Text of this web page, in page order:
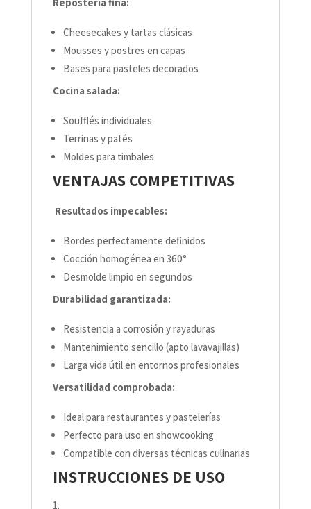
Cheesecakes y tartas clásicas
Mousses y postres en capas
Bases para pasteles decorados
Cocina salada:
Soufflés individuales
Terrinas y patés
Moldes para timbales
VENTAJAS COMPETITIVAS
Resultados impecables:
Bordes perfectamente definidos
Cocción homogénea en 360°
Desmolde limpio en segundos
Durabilidad garantizada:
Resistencia a corrosión y rayaduras
Mantenimiento sencillo (apto lavavajillas)
Larga vida útil en entornos profesionales
Versatilidad comprobada:
Ideal para restaurantes y pastelerías
Perfecto para uso en showcooking
Compatible con diversas técnicas culinarias
INSTRUCCIONES DE USO